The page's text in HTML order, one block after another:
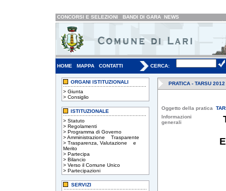
CONCORSI E SELEZIONI BANDI DI GARA NEWS
HOME MAPPA CONTATTI CERCA:
ORGANI ISTITUZIONALI
> Giunta
> Consiglio
ISTITUZIONALE
> Statuto
> Regolamenti
> Programma di Governo
>Amministrazione Trasparente
> Trasparenza, Valutazione e
Merito
> Partecipa
> Bilancio
> Verso il Comune Unico
> Partecipazioni
SERVIZI
PRATICA - TARSU 2012
Oggetto della pratica
Informazioni
generali